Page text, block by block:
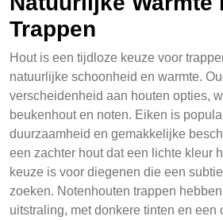
Trappen
Hout is een tijdloze keuze voor
natuurlijke schoonheid en warmte.
verscheidenheid aan houten opties,
beukenhout en noten. Eiken is
duurzaamheid en gemakkelijke
een zachter hout dat een lichte kleur
keuze is voor diegenen die een
zoeken. Notenhouten trappen
uitstraling, met donkere tinten en een